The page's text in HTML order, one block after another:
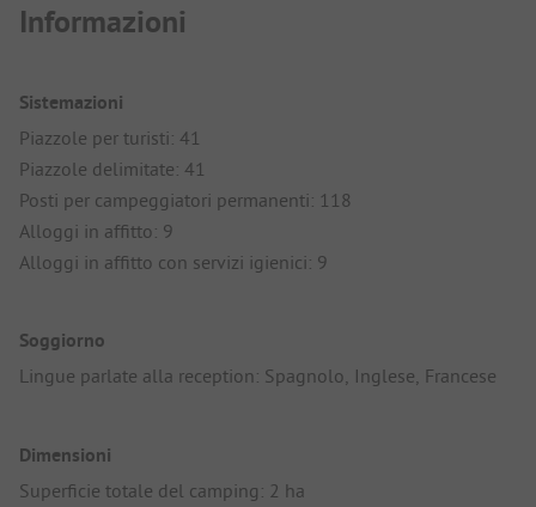
Informazioni
Sistemazioni
Piazzole per turisti: 41
Piazzole delimitate: 41
Posti per campeggiatori permanenti: 118
Alloggi in affitto: 9
Alloggi in affitto con servizi igienici: 9
Soggiorno
Lingue parlate alla reception: Spagnolo, Inglese, Francese
Dimensioni
Superficie totale del camping: 2 ha